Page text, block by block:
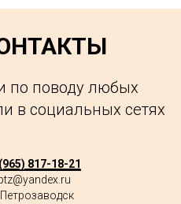
по поводу любых
в социальных сетях
817-18-21